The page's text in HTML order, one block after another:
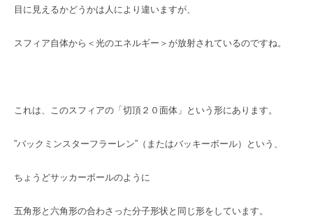
目に見えるかどうかは人により違いますが、
スフィア自体から＜光のエネルギー＞が放射されているのですね。
これは、このスフィアの「切頂２０面体」という形にあります。
”バックミンスターフラーレン”（またはバッキーボール）という、
ちょうどサッカーボールのように
五角形と六角形の合わさった分子形状と同じ形をしています。